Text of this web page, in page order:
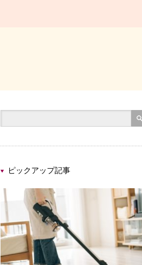
ピックアップ記事